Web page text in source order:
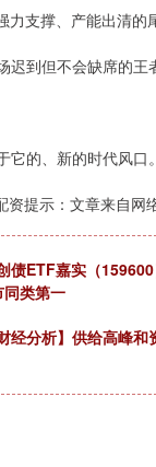
支撑、产能出清的
到但不会缺席的王
的、新的时代风口。
资提示：文章来自网
债ETF嘉实（
类第一
经分析】供给高峰和